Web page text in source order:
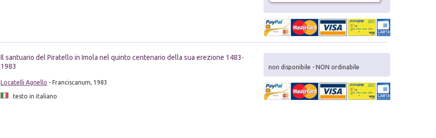
Il santuario del Piratello in Imola nel quinto centenario della sua erezione 1483-
1983
Locatelli Agnello - Franciscanum, 1983
testo in italiano
non disponibile - NON ordinabile